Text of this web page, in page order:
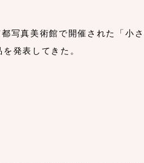
美術館で開催された「小
発表してきた。